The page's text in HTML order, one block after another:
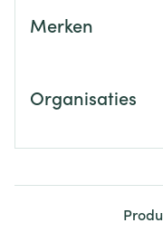
Merken
Organisaties